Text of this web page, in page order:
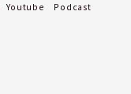
Youtube Podcast